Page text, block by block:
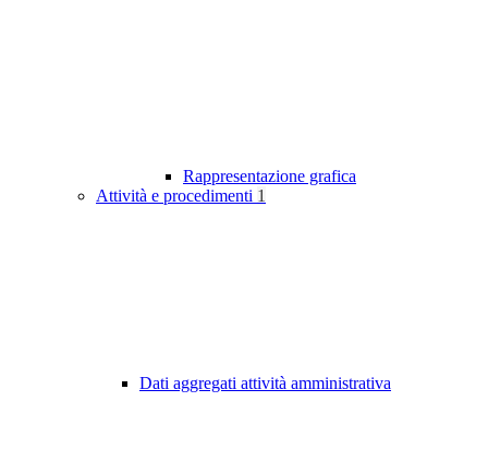
Rappresentazione grafica
Attività e procedimenti 1
Dati aggregati attività amministrativa